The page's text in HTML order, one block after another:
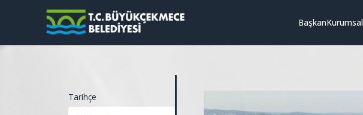
BaşkanKurumsal
Tarihçe